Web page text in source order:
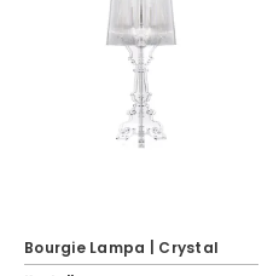
Bourgie Lampa | Crystal